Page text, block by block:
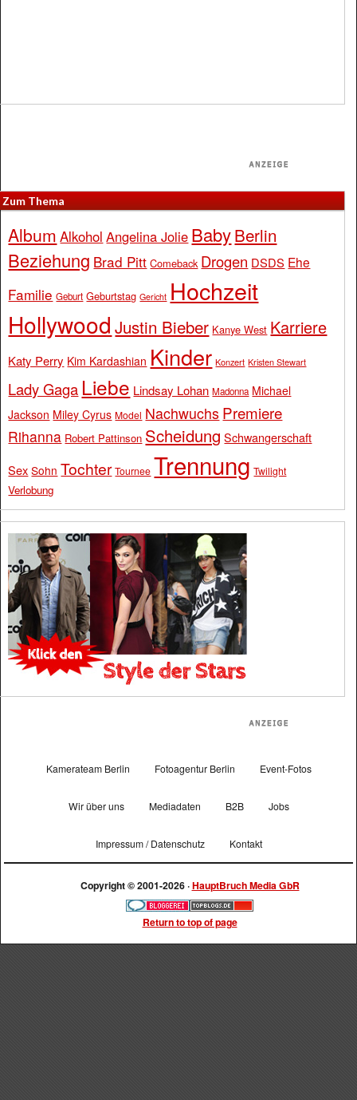
Zum Thema
Album Alkohol Angelina Jolie BabyBerlin
Beziehung Brad Pitt Comeback Drogen DSDS Ehe
Familie Geburt Geburtstag Gericht Hochzeit
Hollywood Justin Bieber Kanye West Karriere
Katy Perry Kim Kardashian Kinder Konzert Kristen Stewart
Lady Gaga Liebe Lindsay Lohan Madonna Michael
Jackson Miley Cyrus Model Nachwuchs Premiere
Rihanna Robert Pattinson Scheidung Schwangerschaft
Sex Sohn Tochter Tournee Trennung Twilight
Verlobung
Kamerateam Berlin Fotoagentur Berlin Event-Fotos
Wir über uns Mediadaten B2B Jobs
Impressum / Datenschutz Kontakt
Copyright © 2001-2026 ·HauptBruch Media GbR
Return to top of page